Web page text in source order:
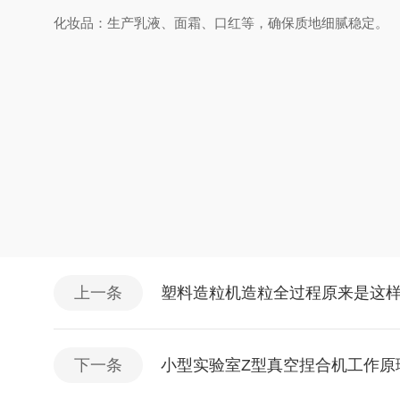
化妆品‌：生产乳液、面霜、口红等，确保质地细腻稳定。
上一条 塑料造粒机造粒全过程原来是这样
下一条 小型实验室Z型真空捏合机工作原